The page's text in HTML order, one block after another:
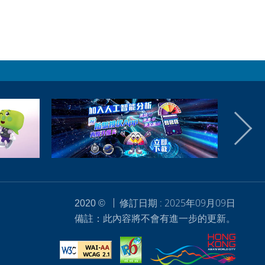
2020 ©
修訂日期 : 2025年09月09日
備註：此內容將不會有進一步的更新。